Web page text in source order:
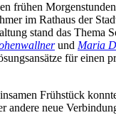
frühen
im Rathaus der
stand das Thema
und Maria
für einen
Frühstück
andere neue